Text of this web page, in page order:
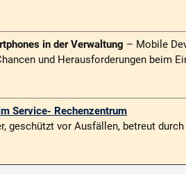
in der Verwaltung – Mobile
und Herausforderun­gen beim
Service- Rechenzentrum
geschützt vor Ausfällen, betreut durch